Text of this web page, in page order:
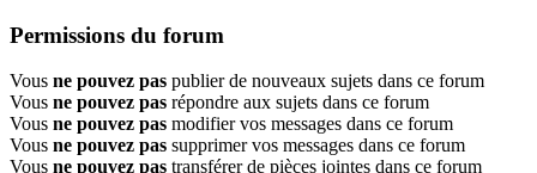
Permissions du forum
Vous ne pouvez pas publier de nouveaux sujets dans ce forum
Vous ne pouvez pas répondre aux sujets dans ce forum
Vous ne pouvez pas modifier vos messages dans ce forum
Vous ne pouvez pas supprimer vos messages dans ce forum
Vous ne pouvez pas transférer de pièces jointes dans ce forum